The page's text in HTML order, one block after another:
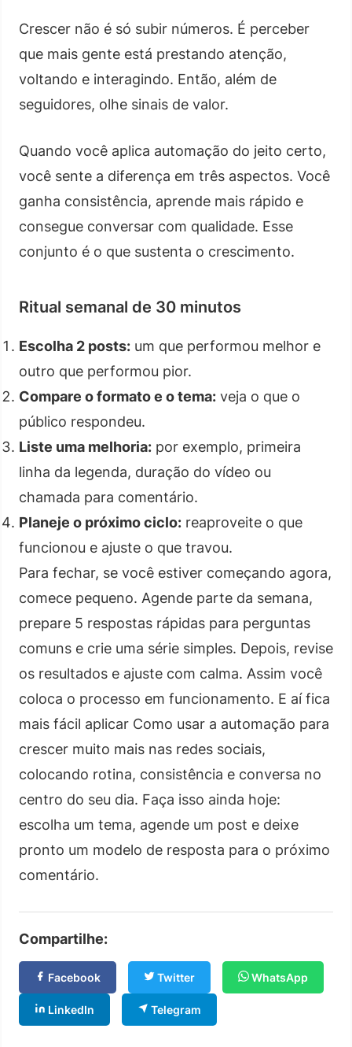
Crescer não é só subir números. É perceber
que mais gente está prestando atenção,
voltando e interagindo. Então, além de
seguidores, olhe sinais de valor.
Quando você aplica automação do jeito certo,
você sente a diferença em três aspectos. Você
ganha consistência, aprende mais rápido e
consegue conversar com qualidade. Esse
conjunto é o que sustenta o crescimento.
Ritual semanal de 30 minutos
Escolha 2 posts: um que performou melhor e
outro que performou pior.
Compare o formato e o tema: veja o que o
público respondeu.
Liste uma melhoria: por exemplo, primeira
linha da legenda, duração do vídeo ou
chamada para comentário.
Planeje o próximo ciclo: reaproveite o que
funcionou e ajuste o que travou.
Para fechar, se você estiver começando agora,
comece pequeno. Agende parte da semana,
prepare 5 respostas rápidas para perguntas
comuns e crie uma série simples. Depois, revise
os resultados e ajuste com calma. Assim você
coloca o processo em funcionamento. E aí fica
mais fácil aplicar Como usar a automação para
crescer muito mais nas redes sociais,
colocando rotina, consistência e conversa no
centro do seu dia. Faça isso ainda hoje:
escolha um tema, agende um post e deixe
pronto um modelo de resposta para o próximo
comentário.
Compartilhe:
Facebook Twitter WhatsApp
LinkedIn Telegram